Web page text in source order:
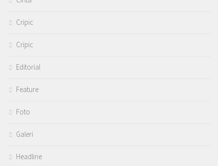
Cripic
Cripic
Editorial
Feature
Foto
Galeri
Headline